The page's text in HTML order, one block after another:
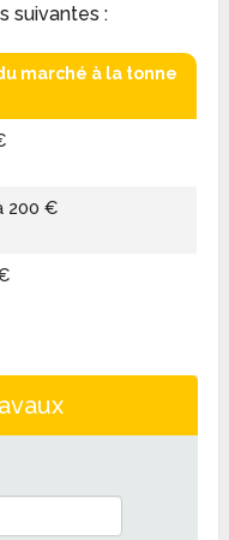
suivantes :
marché à la tonne
200 €